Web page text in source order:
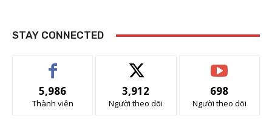
STAY CONNECTED
5,986
Thành viên
3,912
Người theo dõi
698
Người theo dõi